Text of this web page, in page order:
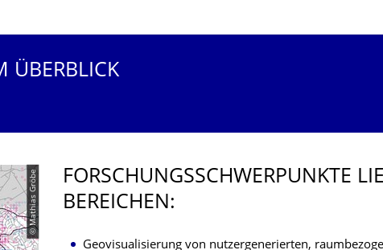
ÜBERBLICK
© Mathias Gröbe
FORSCHUNGS­SCHWERPUNKTE
BEREICHEN:
Geovisualisierung von nutzergenerierten,